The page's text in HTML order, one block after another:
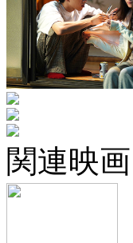
関連映画